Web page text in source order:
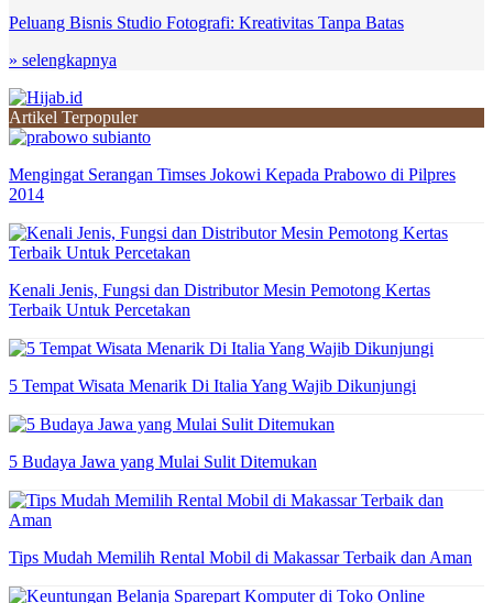
Peluang Bisnis Studio Fotografi: Kreativitas Tanpa Batas
» selengkapnya
Artikel Terpopuler
Mengingat Serangan Timses Jokowi Kepada Prabowo di Pilpres
2014
Kenali Jenis, Fungsi dan Distributor Mesin Pemotong Kertas
Terbaik Untuk Percetakan
5 Tempat Wisata Menarik Di Italia Yang Wajib Dikunjungi
5 Budaya Jawa yang Mulai Sulit Ditemukan
Tips Mudah Memilih Rental Mobil di Makassar Terbaik dan Aman